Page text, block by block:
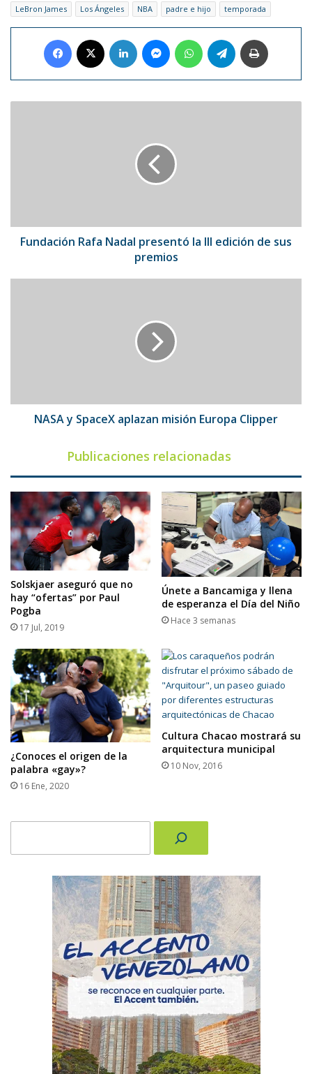
LeBron James
Los Ángeles NBA padre e hijo temporada
Facebook LinkedIn MessengerWhatsAppTelegram
sus
premios
Fundación Rafa Nadal presentó la III edición de sus
premios
NASA y SpaceX aplazan misión Europa Clipper
Publicaciones relacionadas
Solskjaer aseguró que no
hay “ofertas” por Paul
Pogba
17 Jul, 2019
Únete a Bancamiga y llena
de esperanza el Día del Niño
Hace 3 semanas
¿Conoces el origen de la
palabra «gay»?
16 Ene, 2020
Cultura Chacao mostrará su
arquitectura municipal
10 Nov, 2016